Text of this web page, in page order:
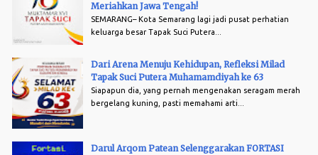
Meriahkan Jawa Tengah!
SEMARANG– Kota Semarang lagi jadi pusat perhatian
keluarga besar Tapak Suci Putera...
Dari Arena Menuju Kehidupan, Refleksi Milad
Tapak Suci Putera Muhamamdiyah ke 63
Siapapun dia, yang pernah mengenakan seragam merah
bergelang kuning, pasti memahami arti...
Darul Arqom Patean Selenggarakan FORTASI